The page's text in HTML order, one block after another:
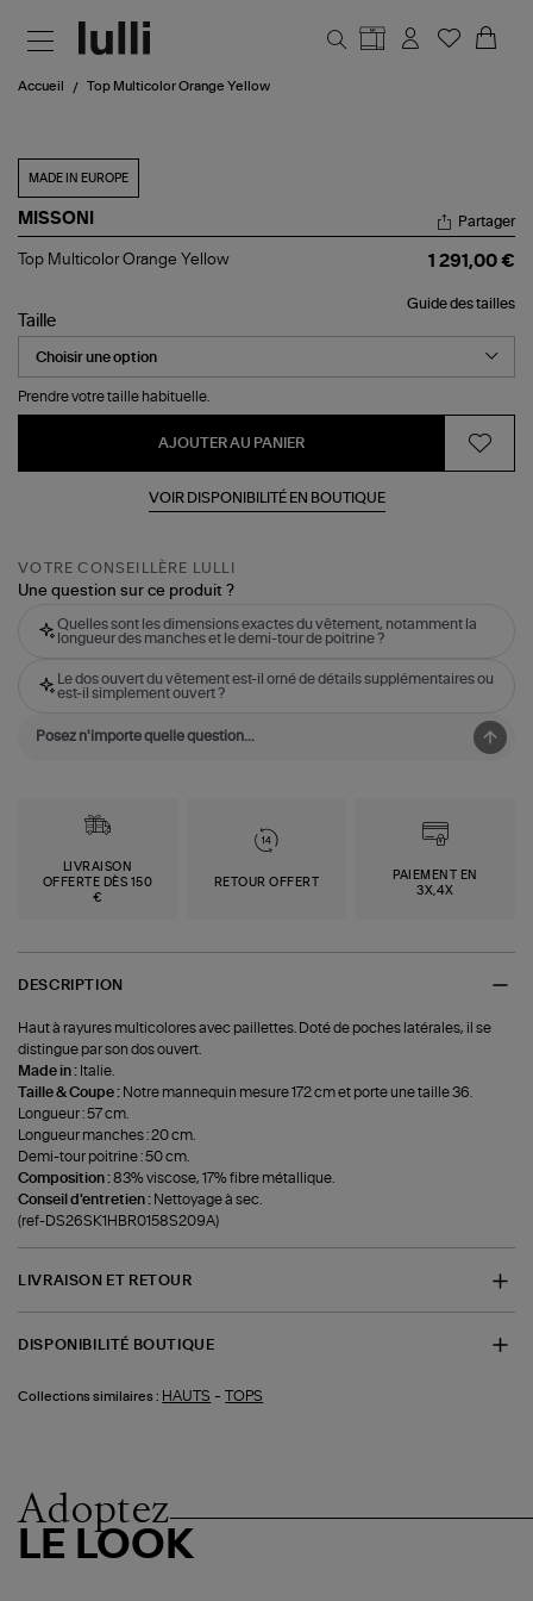
Accueil Top Multicolor Orange Yellow
MADE IN EUROPE
MISSONI
Top
Yellow
Partager
Top Multicolor Orange Yellow 1 291,00 €
Guide des tailles
Taille
Prendre votre taille habituelle.
AJOUTER AU PANIER
VOIR DISPONIBILITÉ EN BOUTIQUE
VOTRE CONSEILLÈRE LULLI
Une question sur ce produit ?
Quelles sont les dimensions exactes du vêtement, notamment la
longueur des manches et le demi-tour de poitrine ?
Le dos ouvert du vêtement est-il orné de détails supplémentaires ou
est-il simplement ouvert ?
LIVRAISON
OFFERTE DÈS 150
€
RETOUR OFFERT
PAIEMENT EN
3X,4X
DESCRIPTION
Haut à rayures multicolores avec paillettes. Doté de poches latérales, il se
distingue par son dos ouvert.
Made in : Italie.
Taille & Coupe : Notre mannequin mesure 172 cm et porte une taille 36.
Longueur : 57 cm.
Longueur manches : 20 cm.
Demi-tour poitrine : 50 cm.
Composition :83% viscose, 17% fibre métallique.
Conseil d'entretien : Nettoyage à sec.
(ref-DS26SK1HBR0158S209A)
LIVRAISON ET RETOUR
DISPONIBILITÉ BOUTIQUE
Collections similaires : HAUTS -TOPS
Adoptez
LE LOOK